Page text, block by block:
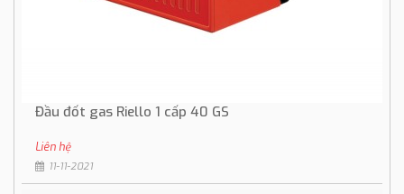
Đầu đốt gas Riello 1 cấp 40 GS
Liên hệ
11-11-2021